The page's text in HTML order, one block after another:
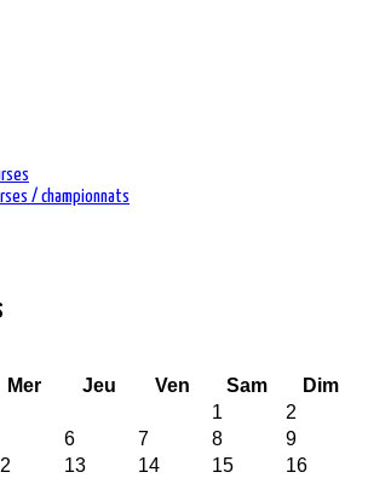
/ championnats
Mer Jeu Ven Sam
Dim
1
2
6 7 8
9
13 14 15
16